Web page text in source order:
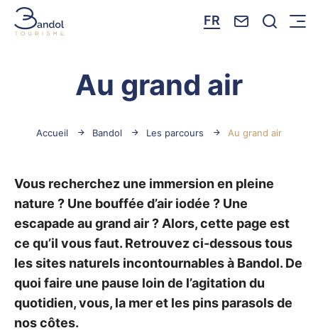
FR Nous Je
Menu
Au grand air
Accueil Bandol Les parcours Au grand air
Vous recherchez une immersion en pleine
nature ? Une bouffée d’air iodée ? Une
escapade au grand air ? Alors, cette page est
ce qu’il vous faut. Retrouvez ci-dessous tous
les sites naturels incontournables à Bandol. De
quoi faire une pause loin de l’agitation du
quotidien, vous, la mer et les pins parasols de
nos côtes.